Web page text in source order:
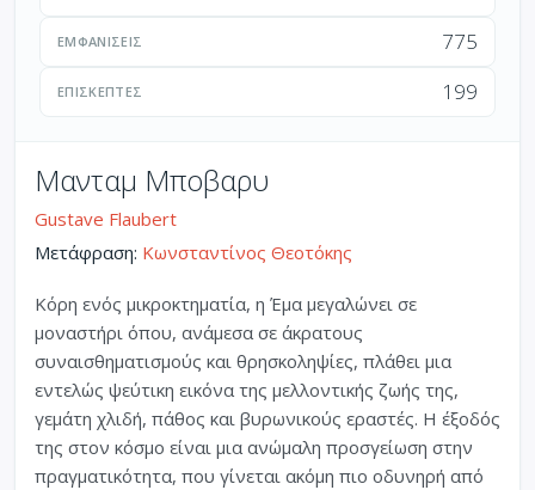
ΕΜΦΑΝΊΣΕΙΣ 775
ΕΠΙΣΚΈΠΤΕΣ 199
Μανταμ Μποβαρυ
Gustave Flaubert
Μετάφραση: Κωνσταντίνος Θεοτόκης
Κόρη ενός μικροκτηματία, η Έμα μεγαλώνει σε
μοναστήρι όπου, ανάμεσα σε άκρατους
συναισθηματισμούς και θρησκοληψίες, πλάθει μια
εντελώς ψεύτικη εικόνα της μελλοντικής ζωής της,
γεμάτη χλιδή, πάθος και βυρωνικούς εραστές. Η έξοδός
της στον κόσμο είναι μια ανώμαλη προσγείωση στην
πραγματικότητα, που γίνεται ακόμη πιο οδυνηρή από